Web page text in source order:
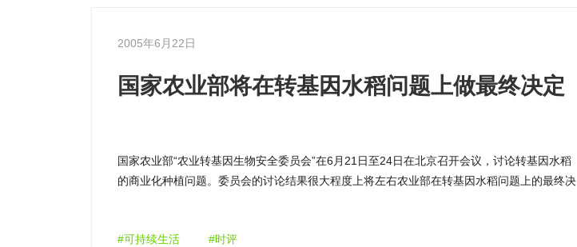
2005年6月22日
国家农业部将在转基因水稻问题上做最终决定
国家农业部“农业转基因生物安全委员会”在6月21日至24日在北京召开会议，讨论转基因水稻
的商业化种植问题。委员会的讨论结果很大程度上将左右农业部在转基因水稻问题上的最终决
#可持续生活
#时评